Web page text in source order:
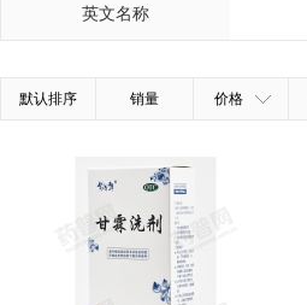
英文名称
默认排序 销量 价格